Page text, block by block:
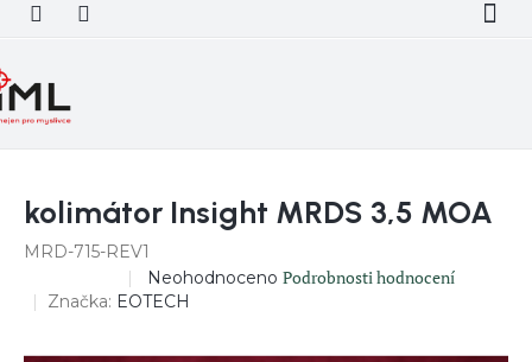
kolimátor Insight MRDS 3,5 MOA
MRD-715-REV1
Průměrné
hodnocení
Neohodnoceno Podrobnosti hodnocení
Značka: EOTECH